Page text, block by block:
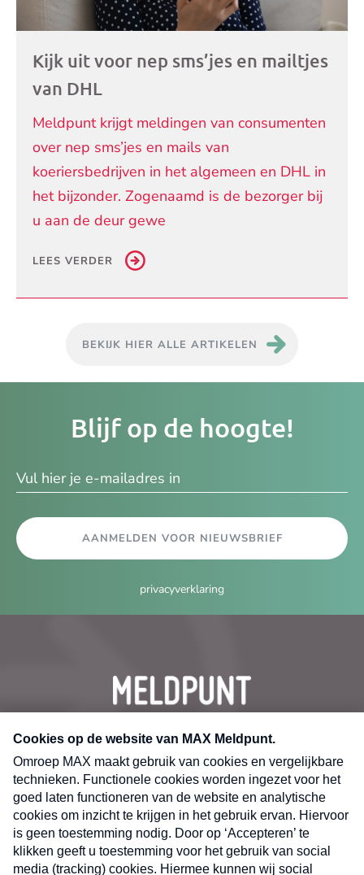
Kijk uit voor nep sms’jes en mailtjes
van DHL
Meldpunt krijgt meldingen van consumenten
over nep sms’jes en mails van
koeriersbedrijven in het algemeen en DHL in
het bijzonder. Zogenaamd is de bezorger bij
u aan de deur gewe
LEES VERDER
BEKIJK HIER ALLE ARTIKELEN
Blijf op de hoogte!
AANMELDEN VOOR NIEUWSBRIEF
privacyverklaring
CONTACT
Volg ons op